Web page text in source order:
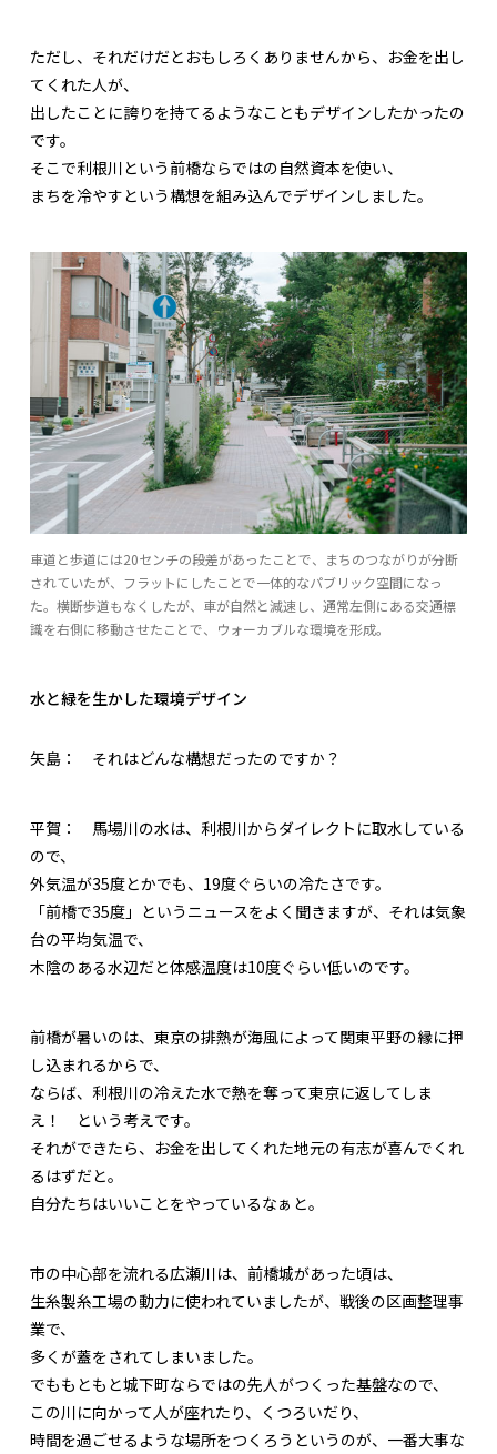
ただし、それだけだとおもしろくありませんから、お金を出し
てくれた人が、
出したことに誇りを持てるようなこともデザインしたかったの
です。
そこで利根川という前橋ならではの自然資本を使い、
まちを冷やすという構想を組み込んでデザインしました。
車道と歩道には20センチの段差があったことで、まちのつながりが分断
されていたが、フラットにしたことで一体的なパブリック空間になっ
た。横断歩道もなくしたが、車が自然と減速し、通常左側にある交通標
識を右側に移動させたことで、ウォーカブルな環境を形成。
水と緑を生かした環境デザイン
矢島： それはどんな構想だったのですか？
平賀： 馬場川の水は、利根川からダイレクトに取水している
ので、
外気温が35度とかでも、19度ぐらいの冷たさです。
「前橋で35度」というニュースをよく聞きますが、それは気象
台の平均気温で、
木陰のある水辺だと体感温度は10度ぐらい低いのです。
前橋が暑いのは、東京の排熱が海風によって関東平野の縁に押
し込まれるからで、
ならば、利根川の冷えた水で熱を奪って東京に返してしま
え！ という考えです。
それができたら、お金を出してくれた地元の有志が喜んでくれ
るはずだと。
自分たちはいいことをやっているなぁと。
市の中心部を流れる広瀬川は、前橋城があった頃は、
生糸製糸工場の動力に使われていましたが、戦後の区画整理事
業で、
多くが蓋をされてしまいました。
でももともと城下町ならではの先人がつくった基盤なので、
この川に向かって人が座れたり、くつろいだり、
時間を過ごせるような場所をつくろうというのが、一番大事な